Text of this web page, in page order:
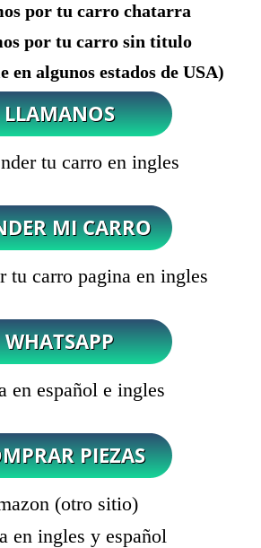
por tu carro chatarra
por tu carro sin titulo
en algunos estados de USA)
tu carro en ingles
tu carro pagina en ingles
en español e ingles
(otro sitio)
en ingles y español